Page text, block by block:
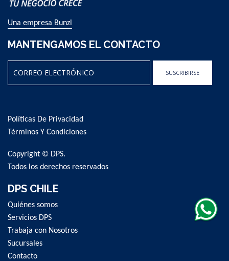
Una empresa Bunzl
MANTENGAMOS EL CONTACTO
Our
Newsletter:
SUSCRIBIRSE
Políticas De Privacidad
Términos Y Condiciones
Copyright © DPS.
Todos los derechos reservados
DPS CHILE
Quiénes somos
Servicios DPS
Trabaja con Nosotros
Sucursales
Contacto